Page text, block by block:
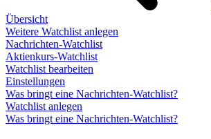
Übersicht
Weitere Watchlist anlegen
Nachrichten-Watchlist
Aktienkurs-Watchlist
Watchlist bearbeiten
Einstellungen
Was bringt eine Nachrichten-Watchlist?
Watchlist anlegen
Was bringt eine Nachrichten-Watchlist?